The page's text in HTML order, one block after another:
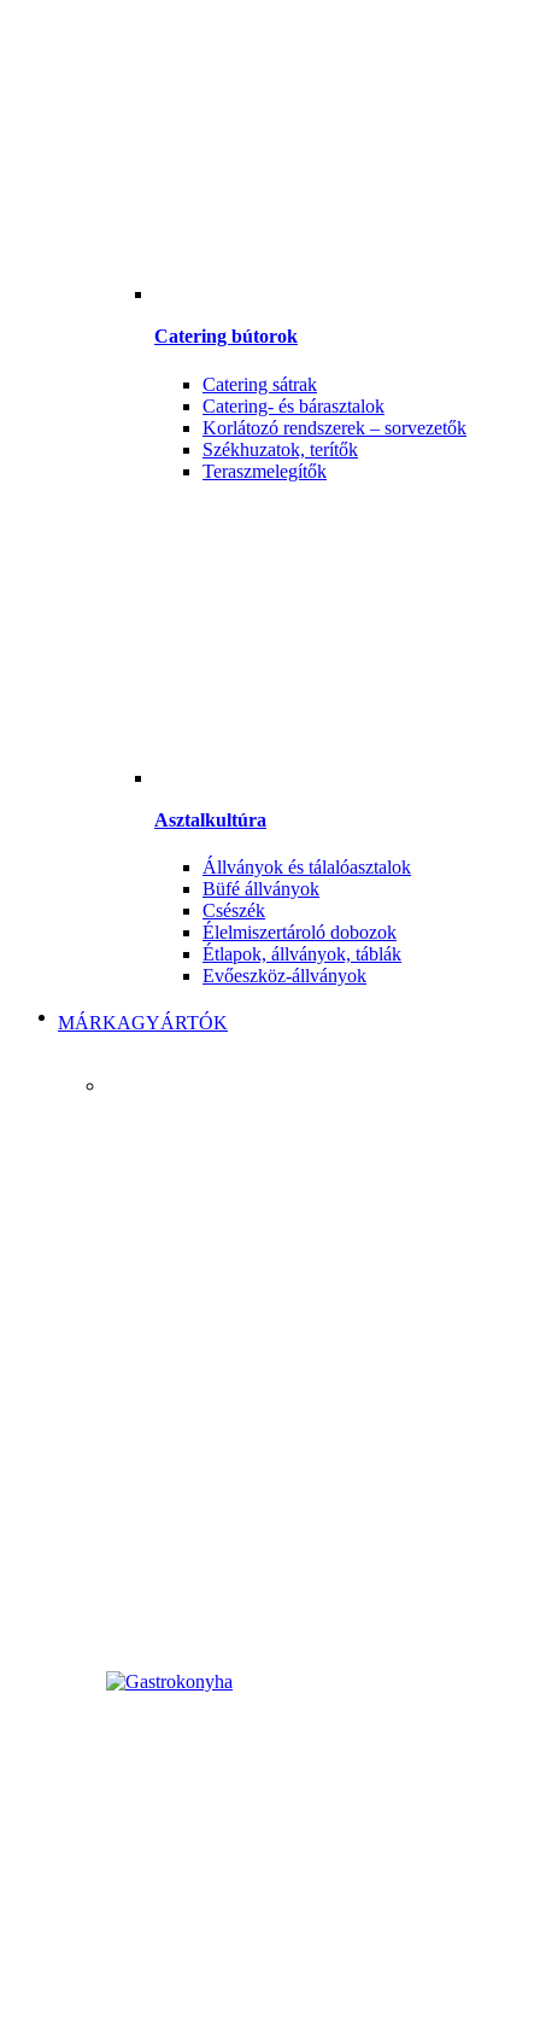
Catering bútorok
Catering sátrak
Catering- és bárasztalok
Korlátozó rendszerek – sorvezetők
Székhuzatok, terítők
Teraszmelegítők
Asztalkultúra
Állványok és tálalóasztalok
Büfé állványok
Csészék
Élelmiszertároló dobozok
Étlapok, állványok, táblák
Evőeszköz-állványok
MÁRKAGYÁRTÓK